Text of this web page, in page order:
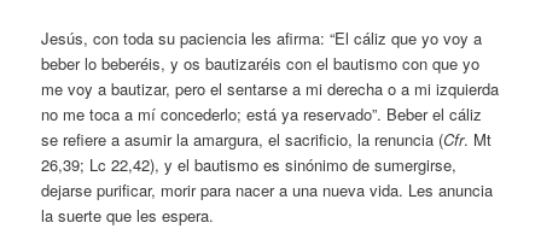
Jesús, con toda su paciencia les afirma: “El cáliz que yo voy a
beber lo beberéis, y os bautizaréis con el bautismo con que yo
me voy a bautizar, pero el sentarse a mi derecha o a mi izquierda
no me toca a mí concederlo; está ya reservado”. Beber el cáliz
se refiere a asumir la amargura, el sacrificio, la renuncia (Cfr. Mt
26,39; Lc 22,42), y el bautismo es sinónimo de sumergirse,
dejarse purificar, morir para nacer a una nueva vida. Les anuncia
la suerte que les espera.